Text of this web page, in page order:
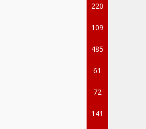
220
109
485
61
72
141